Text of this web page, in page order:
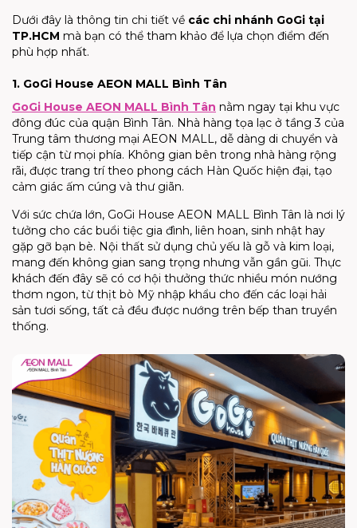
Dưới đây là thông tin chi tiết về các chi nhánh GoGi tại
TP.HCM mà bạn có thể tham khảo để lựa chọn điểm đến
phù hợp nhất.
1. GoGi House AEON MALL Bình Tân
GoGi House AEON MALL Bình Tân nằm ngay tại khu vực
đông đúc của quận Bình Tân. Nhà hàng tọa lạc ở tầng 3 của
Trung tâm thương mại AEON MALL, dễ dàng di chuyển và
tiếp cận từ mọi phía. Không gian bên trong nhà hàng rộng
rãi, được trang trí theo phong cách Hàn Quốc hiện đại, tạo
cảm giác ấm cúng và thư giãn.
Với sức chứa lớn, GoGi House AEON MALL Bình Tân là nơi lý
tưởng cho các buổi tiệc gia đình, liên hoan, sinh nhật hay
gặp gỡ bạn bè. Nội thất sử dụng chủ yếu là gỗ và kim loại,
mang đến không gian sang trọng nhưng vẫn gần gũi. Thực
khách đến đây sẽ có cơ hội thưởng thức nhiều món nướng
thơm ngon, từ thịt bò Mỹ nhập khẩu cho đến các loại hải
sản tươi sống, tất cả đều được nướng trên bếp than truyền
thống.